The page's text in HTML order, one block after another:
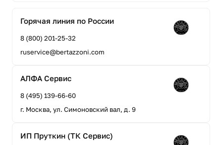
Горячая линия по России
8 (800) 201-25-32
ruservice@bertazzoni.com
АЛФА Сервис
8 (495) 139-66-60
г. Москва, ул. Симоновский вал, д. 9
ИП Пруткин (ТК Сервис)